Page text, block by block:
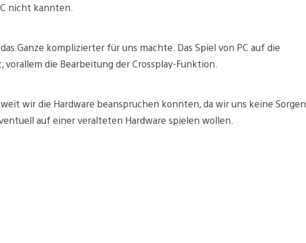
nicht kannten.
Ganze komplizierter für uns machte. Das Spiel von PC auf die
die Bearbeitung der Crossplay-Funktion.
wir die Hardware beanspruchen konnten, da wir uns keine Sorgen
auf einer veralteten Hardware spielen wollen.